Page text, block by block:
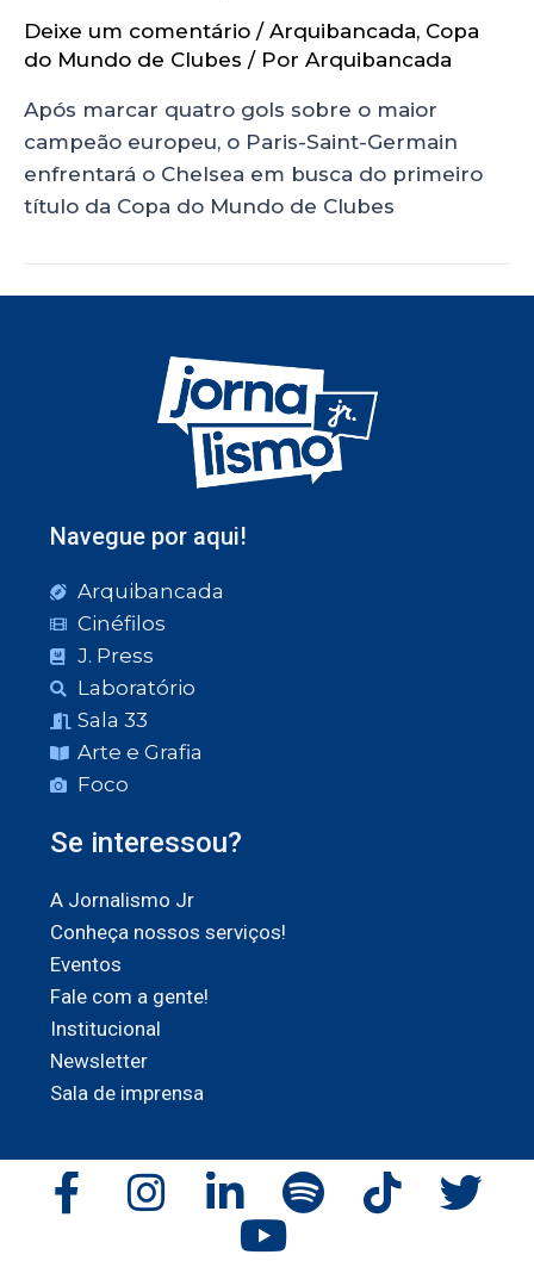
Deixe um comentário / Arquibancada, Copa
do Mundo de Clubes / Por Arquibancada
Após marcar quatro gols sobre o maior
campeão europeu, o Paris-Saint-Germain
enfrentará o Chelsea em busca do primeiro
título da Copa do Mundo de Clubes
Navegue por aqui!
Arquibancada
Cinéfilos
J. Press
Laboratório
Sala 33
Arte e Grafia
Foco
Se interessou?
A Jornalismo Jr
Conheça nossos serviços!
Eventos
Fale com a gente!
Institucional
Newsletter
Sala de imprensa